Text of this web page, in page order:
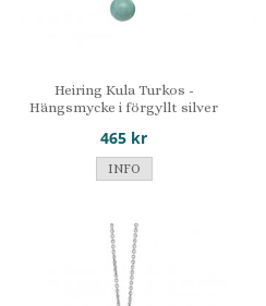
Heiring Kula Turkos -
Hängsmycke i förgyllt silver
465 kr
INFO